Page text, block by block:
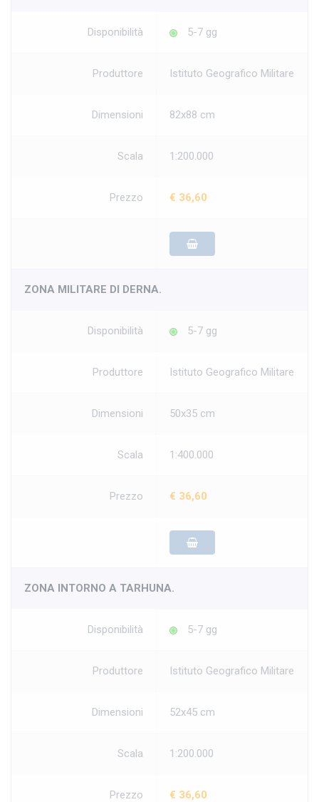
Disponibilità 5-7 gg
Produttore Istituto Geografico Militare
Dimensioni 82x88 cm
Scala 1:200.000
Prezzo € 36,60
ZONA MILITARE DI DERNA.
Disponibilità 5-7 gg
Produttore Istituto Geografico Militare
Dimensioni 50x35 cm
Scala 1:400.000
Prezzo € 36,60
ZONA INTORNO A TARHUNA.
Disponibilità 5-7 gg
Produttore Istituto Geografico Militare
Dimensioni 52x45 cm
Scala 1:200.000
Prezzo € 36,60